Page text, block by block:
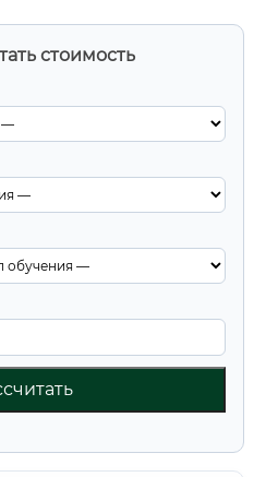
стоимость